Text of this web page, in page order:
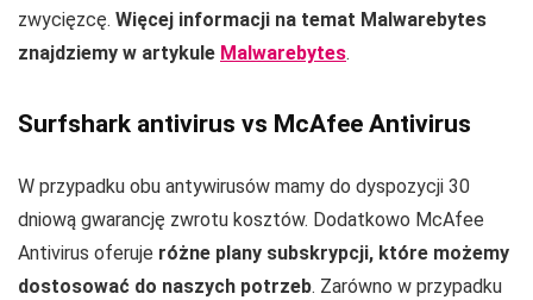
zwycięzcę. Więcej informacji na temat Malwarebytes
znajdziemy w artykule Malwarebytes.
Surfshark antivirus vs McAfee Antivirus
W przypadku obu antywirusów mamy do dyspozycji 30
dniową gwarancję zwrotu kosztów. Dodatkowo McAfee
Antivirus oferuje różne plany subskrypcji, które możemy
dostosować do naszych potrzeb. Zarówno w przypadku